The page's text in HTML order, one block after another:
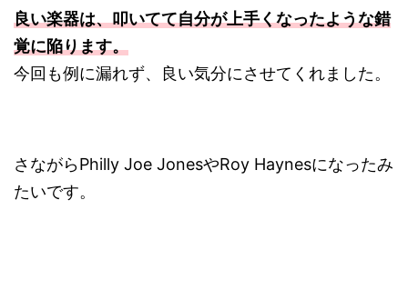
良い楽器は、叩いてて自分が上手くなったような錯
覚に陥ります。
今回も例に漏れず、良い気分にさせてくれました。
さながらPhilly Joe JonesやRoy Haynesになったみ
たいです。